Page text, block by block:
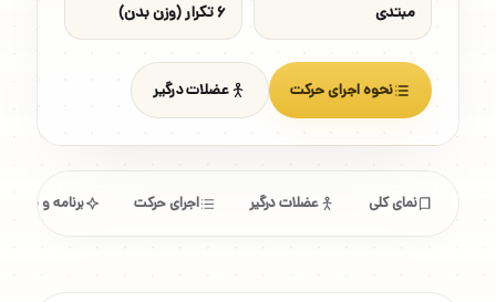
مبتدی ۶ تکرار (وزن بدن)
نحوه اجرای حرکت عضلات درگیر
نمای کلی عضلات درگیر اجرای حرکت برنامه و